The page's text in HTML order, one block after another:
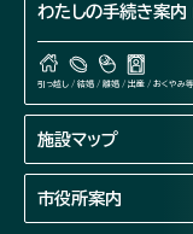
わたしの手続き案内
引っ越し / 結婚 / 離婚 / 出産 / おくやみ等
施設マップ
市役所案内